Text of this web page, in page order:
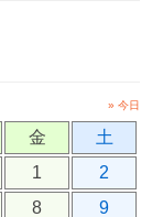
» 今日
金
土
1
2
8
9